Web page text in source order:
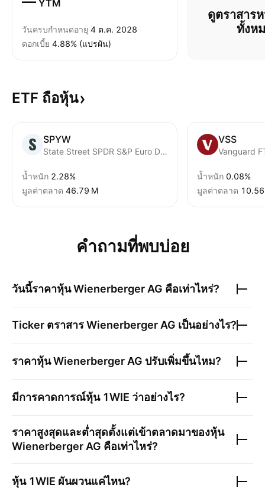
YTM
วันครบกำหนดอายุ 4 ต.ค. 2028
ดอกเบี้ย 4.88% (แปรผัน)
ดูตราสาร
ทั้งห
ETF ถือหุ้น
SPYW
State Street SPDR S&P Euro Dividend Aristocrats UCITS ETF EUR
น้ำหนัก 2.28%
มูลค่าตลาด ‪46.79 M‬
VSS
น้ำหนัก 0.08%
มูลค่าตลาด
คำถามที่พบบ่อย
วันนี้ราคาหุ้นWienerberger AG คือเท่าไหร่?
Ticker ตราสารWienerberger AG เป็นอย่างไร?
ราคาหุ้นWienerberger AG ปรับเพิ่มขึ้นไหม?
มีการคาดการณ์หุ้น 1WIE ว่าอย่างไร?
ราคาสูงสุดและต่ำสุดตั้งแต่เข้าตลาดมาของหุ้น
Wienerberger AG คือเท่าไหร่?
หุ้น 1WIE ผันผวนแค่ไหน?